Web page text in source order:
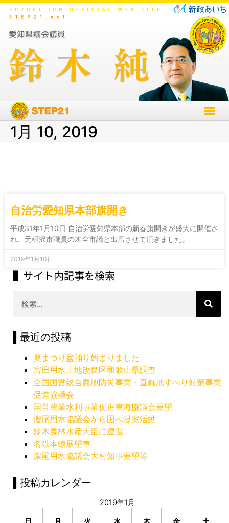
1月 10, 2019
自治労愛知県本部旗開き
平成31年1月10日 自治労愛知県本部の新春旗開きが盛大に開催さ
れ、元稲沢市職員の木全市議と出席させて頂きました。
2019年1月10日
▌サイト内記事を検索
▌最近の投稿
夏まつり盆踊り始まりました
宮田用水土地改良区和歌山県調査
全国国営総合農地防災事業・直轄地すべり対策事業
促進協議会
国営農業水利事業促進東海協議会要望
濃尾用水協議会から国へ提案活動
鈴木農林水産大臣に遭遇
名鉄本線展望車
濃尾用水協議会大村知事要望等
▌投稿カレンダー
2019年1月